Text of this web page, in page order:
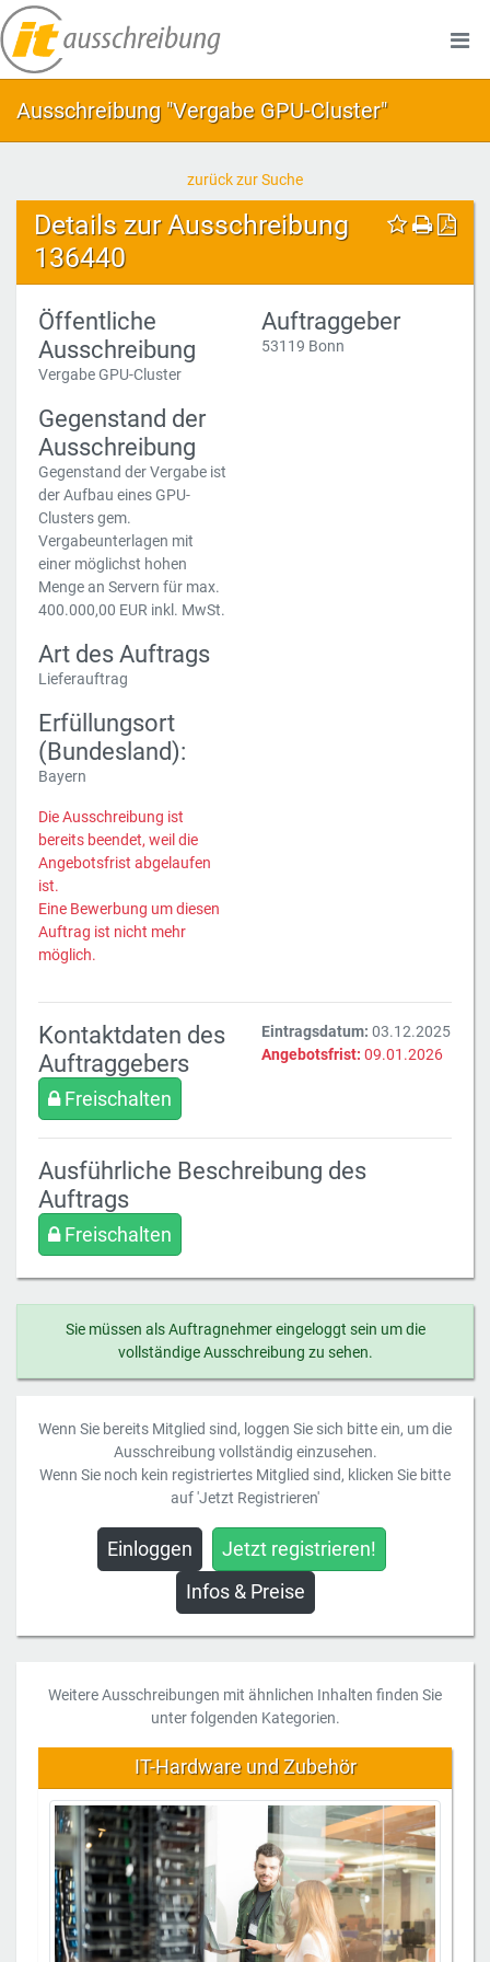
Ausschreibung "Vergabe GPU-Cluster"
zurück zur Suche
Details zur Ausschreibung
136440
Öffentliche
Ausschreibung
Vergabe GPU-Cluster
Gegenstand der
Ausschreibung
Gegenstand der Vergabe ist
der Aufbau eines GPU-
Clusters gem.
Vergabeunterlagen mit
einer möglichst hohen
Menge an Servern für max.
400.000,00 EUR inkl. MwSt.
Art des Auftrags
Lieferauftrag
Erfüllungsort
(Bundesland):
Bayern
Die Ausschreibung ist
bereits beendet, weil die
Angebotsfrist abgelaufen
ist.
Eine Bewerbung um diesen
Auftrag ist nicht mehr
möglich.
Auftraggeber
53119 Bonn
Kontaktdaten des
Auftraggebers
Freischalten
Eintragsdatum: 03.12.2025
Angebotsfrist: 09.01.2026
Ausführliche Beschreibung des
Auftrags
Freischalten
Sie müssen als Auftragnehmer eingeloggt sein um die
vollständige Ausschreibung zu sehen.
Wenn Sie bereits Mitglied sind, loggen Sie sich bitte ein, um die
Ausschreibung vollständig einzusehen.
Wenn Sie noch kein registriertes Mitglied sind, klicken Sie bitte
auf 'Jetzt Registrieren'
Einloggen
Jetzt registrieren!
Infos & Preise
Weitere Ausschreibungen mit ähnlichen Inhalten finden Sie
unter folgenden Kategorien.
IT-Hardware und Zubehör